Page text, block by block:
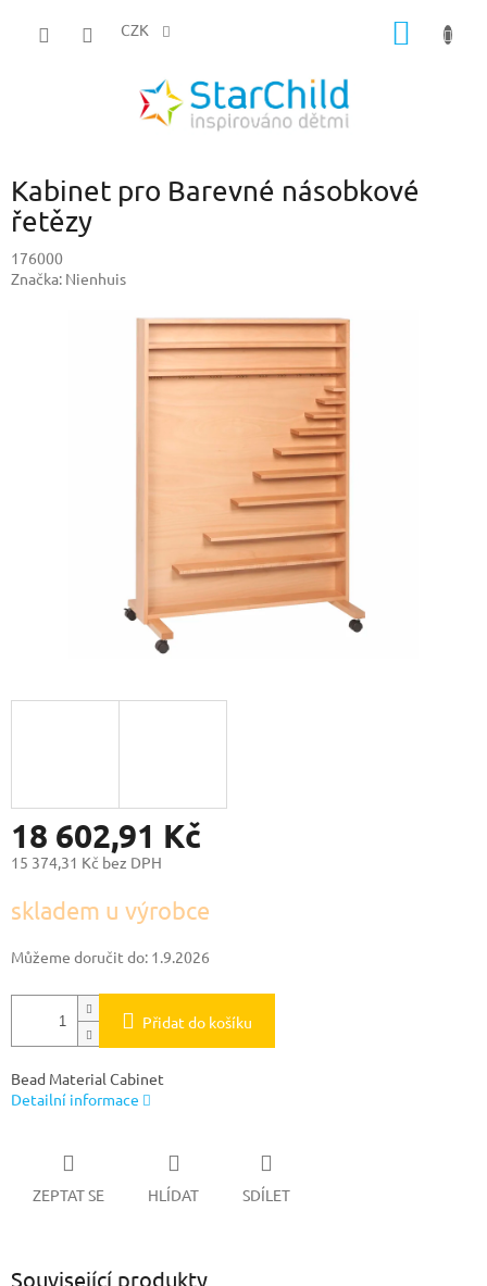
CZK
Kabinet pro Barevné násobkové
řetězy
176000
Značka: Nienhuis
18 602,91 Kč
15 374,31 Kč bez DPH
cena:
skladem u výrobce
Můžeme doručit do: 1.9.2026
Přidat do košíku
Bead Material Cabinet
Detailní informace
ZEPTAT SE HLÍDAT SDÍLET
Související produkty